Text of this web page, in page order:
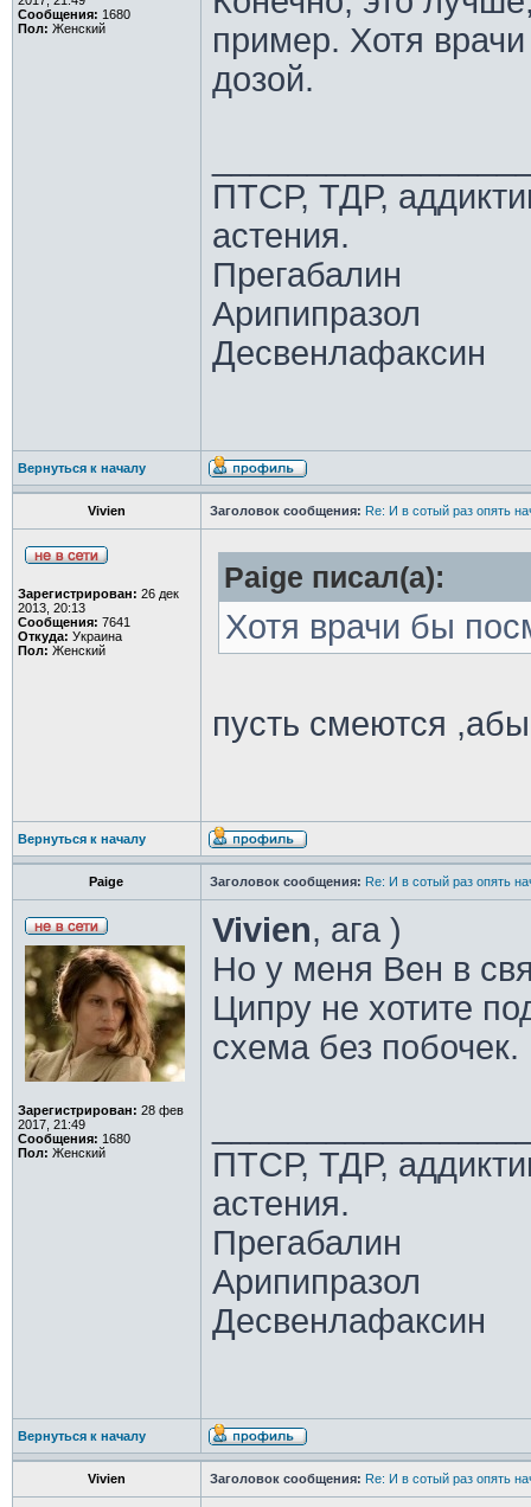
Сообщения: 1680
Пол: Женский
пример. Хотя
дозой.
ПТСР, ТДР,
астения.
Прегабалин
Арипипразол
Десвенлафаксин
Вернуться к началу
Vivien Заголовок сообщения: Re: И в сотый раз опять
Зарегистрирован: 26 дек
2013, 20:13
Сообщения: 7641
Откуда: Украина
Пол: Женский
Paige писал(а):
Хотя врачи бы
пусть смеются
Вернуться к началу
Paige Заголовок сообщения: Re: И в сотый раз опять
Зарегистрирован: 28 фев
2017, 21:49
Сообщения: 1680
Пол: Женский
Vivien, ага )
Но у меня Вен в
Ципру не хотите
схема без побочек.
ПТСР, ТДР,
астения.
Прегабалин
Арипипразол
Десвенлафаксин
Вернуться к началу
Vivien Заголовок сообщения: Re: И в сотый раз опять